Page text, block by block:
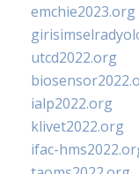
emchie2023.org
utcd2022.org
ialp2022.org
klivet2022.org
ifac-